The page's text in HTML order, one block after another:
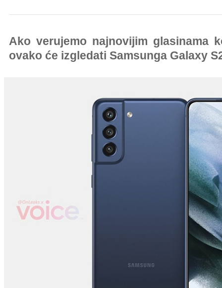
Ako verujemo najnovijim glasinama
ovako će izgledati Samsunga Galaxy